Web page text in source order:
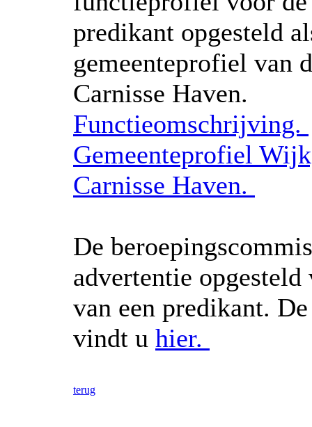
predikant opgesteld
gemeenteprofiel van
Carnisse Haven.
Functieomschrijving.
Gemeenteprofiel
Carnisse Haven.
De
advertentie
van een predikant.
vindt u hier.
terug